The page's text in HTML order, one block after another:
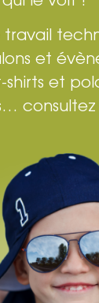
et
shirts et
consultez